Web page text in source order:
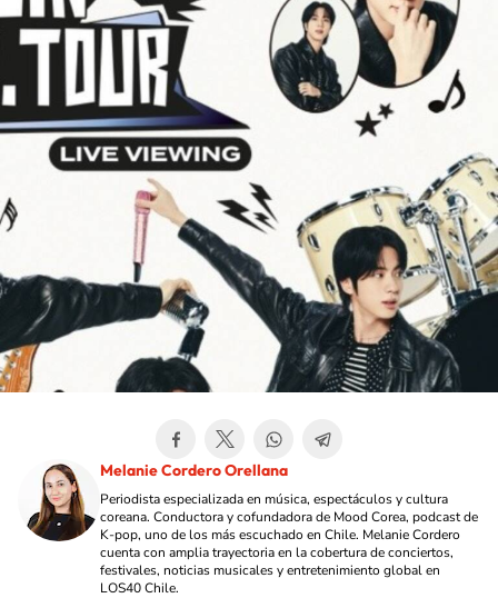
Melanie Cordero Orellana
Periodista especializada en música, espectáculos y cultura
coreana. Conductora y cofundadora de Mood Corea, podcast de
K-pop, uno de los más escuchado en Chile. Melanie Cordero
cuenta con amplia trayectoria en la cobertura de conciertos,
festivales, noticias musicales y entretenimiento global en
LOS40 Chile.